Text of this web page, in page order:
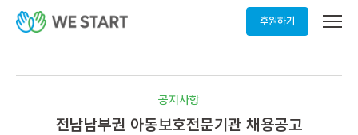
후원하기
메
열
공지사항
전남남부권 아동보호전문기관 채용공고